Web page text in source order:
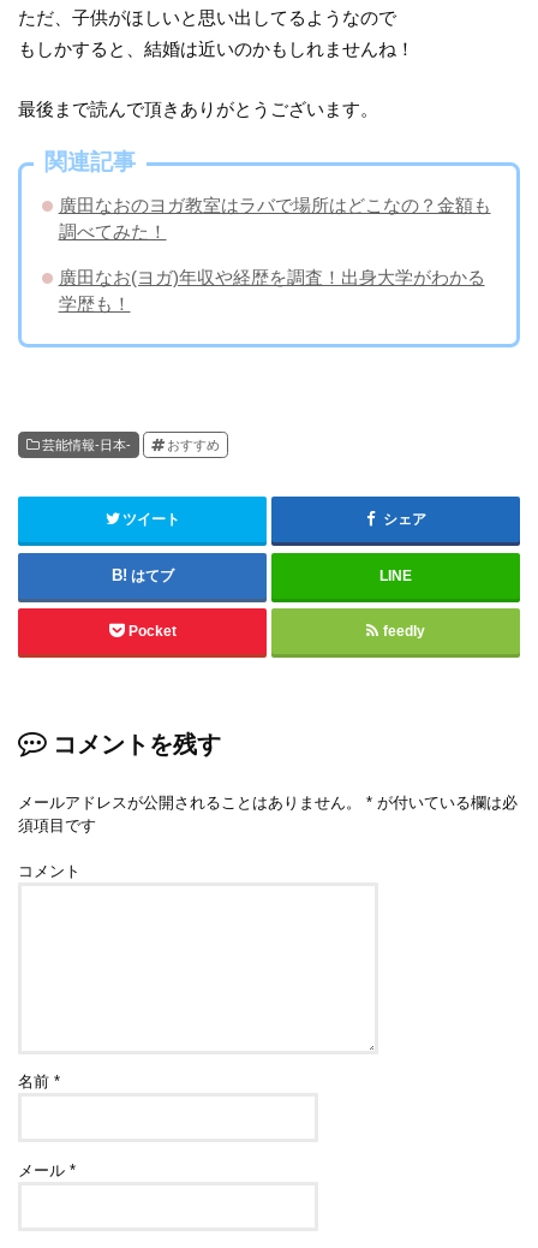
ただ、子供がほしいと思い出してるようなので
もしかすると、結婚は近いのかもしれませんね！
最後まで読んで頂きありがとうございます。
関連記事
廣田なおのヨガ教室はラバで場所はどこなの？金額も
調べてみた！
廣田なお(ヨガ)年収や経歴を調査！出身大学がわかる
学歴も！
芸能情報-日本- おすすめ
ツイート シェア
はてブ LINE
Pocket feedly
コメントを残す
メールアドレスが公開されることはありません。 * が付いている欄は必
須項目です
コメント
名前*
メール*